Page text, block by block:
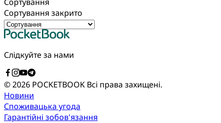
Сортування закрито
Слідкуйте за нами
© 2026 POCKETBOOK Всі права захищені.
Новини
Споживацька угода
Гарантійні зобов'язання